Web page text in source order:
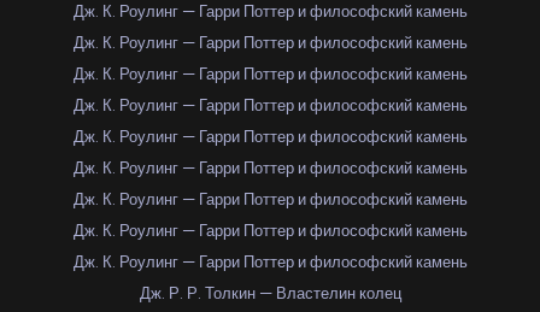
Дж. К. Роулинг — Гарри Поттер и философский камень
Дж. К. Роулинг — Гарри Поттер и философский камень
Дж. К. Роулинг — Гарри Поттер и философский камень
Дж. К. Роулинг — Гарри Поттер и философский камень
Дж. К. Роулинг — Гарри Поттер и философский камень
Дж. К. Роулинг — Гарри Поттер и философский камень
Дж. К. Роулинг — Гарри Поттер и философский камень
Дж. К. Роулинг — Гарри Поттер и философский камень
Дж. К. Роулинг — Гарри Поттер и философский камень
Дж. Р. Р. Толкин — Властелин колец